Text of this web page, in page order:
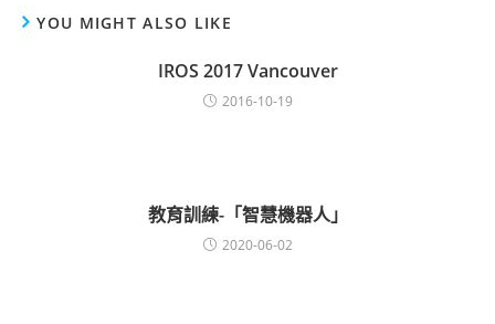
YOU MIGHT ALSO LIKE
IROS 2017 Vancouver
2016-10-19
教育訓練-「智慧機器人」
2020-06-02